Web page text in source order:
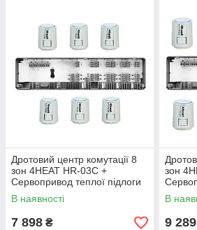
Дротовий центр комутації 8
зон 4HEAT HR-03C +
Сервопривод теплої підлоги
4HT.ATR (6 шт.)
В наявності
7 898 ₴
зон
В
9 289